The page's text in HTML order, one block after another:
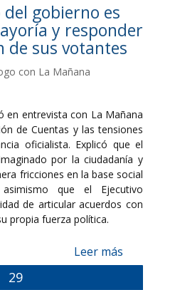
gobierno es
y responder
sus votantes
con La Mañana
en entrevista con La Mañana
de Cuentas y las tensiones
oficialista. Explicó que el
por la ciudadanía y
fricciones en la base social
que el Ejecutivo
de articular acuerdos con
propia fuerza política.
Leer más
29